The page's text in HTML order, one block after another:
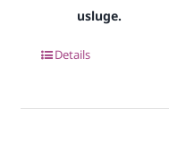
usluge.
Details